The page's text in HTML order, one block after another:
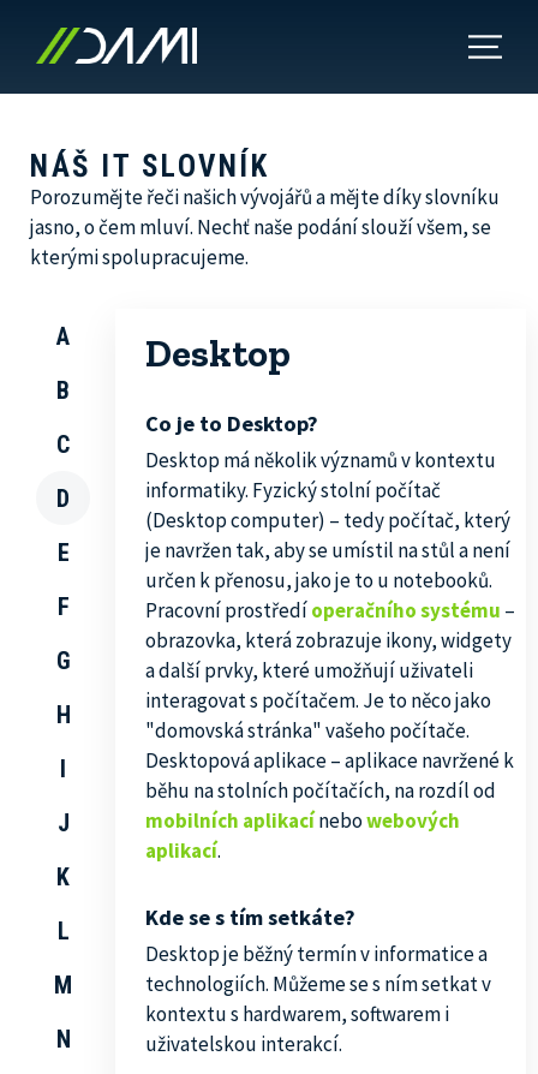
NÁŠ IT SLOVNÍK
Porozumějte řeči našich vývojářů a mějte díky slovníku
jasno, o čem mluví. Nechť naše podání slouží všem, se
kterými spolupracujeme.
A
B
C
D
E
F
G
H
I
J
K
L
M
N
Desktop
Co je to Desktop?
Desktop má několik významů v kontextu
informatiky. Fyzický stolní počítač
(Desktop computer) – tedy počítač, který
je navržen tak, aby se umístil na stůl a není
určen k přenosu, jako je to u notebooků.
Pracovní prostředíoperačního systému –
obrazovka, která zobrazuje ikony, widgety
a další prvky, které umožňují uživateli
interagovat s počítačem. Je to něco jako
"domovská stránka" vašeho počítače.
Desktopová aplikace – aplikace navržené k
běhu na stolních počítačích, na rozdíl od
mobilních aplikacínebowebových
aplikací.
Kde se s tím setkáte?
Desktop je běžný termín v informatice a
technologiích. Můžeme se s ním setkat v
kontextu s hardwarem, softwarem i
uživatelskou interakcí.